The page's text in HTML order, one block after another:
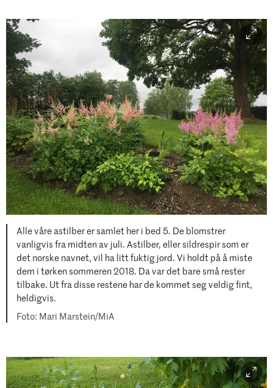
Alle våre astilber er samlet her i bed 5. De blomstrer
vanligvis fra midten av juli. Astilber, eller sildrespir som er
det norske navnet, vil ha litt fuktig jord. Vi holdt på å miste
dem i tørken sommeren 2018. Da var det bare små rester
tilbake. Ut fra disse restene har de kommet seg veldig fint,
heldigvis.
Mari Marstein/MiA